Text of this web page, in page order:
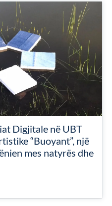
Digjitale në UBT
“Buoyant”, një
mes natyrës dhe